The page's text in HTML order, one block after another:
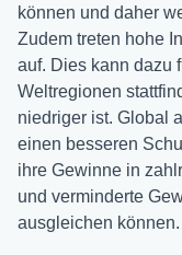
können und daher
Zudem treten hohe
auf. Dies kann dazu
Weltregionen
niedriger ist. Global
einen besseren
ihre Gewinne in
und verminderte
ausgleichen können.